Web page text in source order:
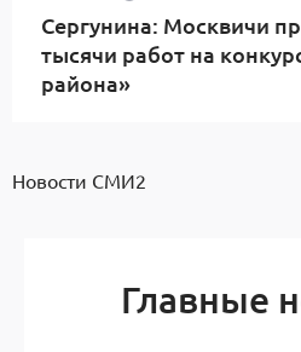
Сергунина: Москвичи
тысячи работ на
района»
Новости СМИ2
Главные